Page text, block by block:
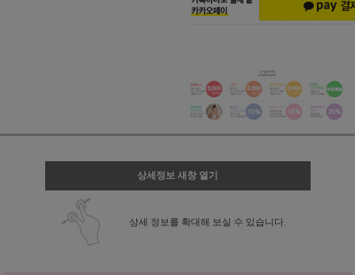
상세정보 새창 열기
상세 정보를 확대해 보실 수 있습니다.